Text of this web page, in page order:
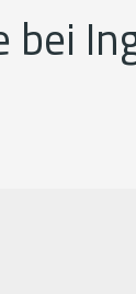
bei